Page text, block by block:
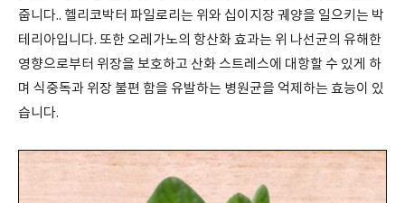
줍니다.. 헬리코박터 파일로리는 위와 십이지장 궤양을 일으키는 박
테리아입니다. 또한 오레가노의 항산화 효과는 위 나선균의 유해한
영향으로부터 위장을 보호하고 산화 스트레스에 대항할 수 있게 하
며 식중독과 위장 불편 함을 유발하는 병원균을 억제하는 효능이 있
습니다.